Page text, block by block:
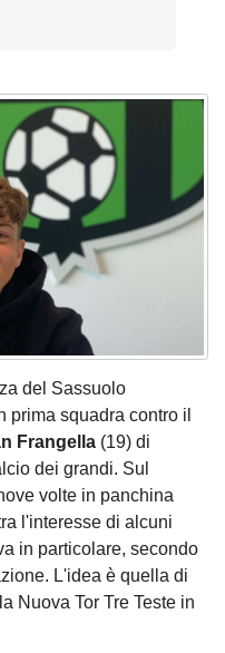
del Sassuolo
prima squadra contro il
Frangella (19) di
dei grandi. Sul
volte in panchina
l'interesse di alcuni
in particolare, secondo
L'idea è quella di
Nuova Tor Tre Teste in